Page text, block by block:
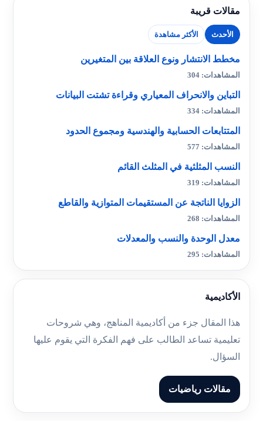
مقالات قريبة
الأحدث الأكثر مشاهدة
مخطط الانتشار ونوع العلاقة بين المتغيرين
المشاهدات: 304
التباين والانحراف المعياري وقراءة تشتت البيانات
المشاهدات: 334
المتتابعات الحسابية والهندسية ومجموع الحدود
المشاهدات: 577
النسب المثلثية في المثلث القائم
المشاهدات: 319
الزوايا الناتجة عن المستقيمات المتوازية والقاطع
المشاهدات: 268
معدل الوحدة والنسب والمعدلات
المشاهدات: 295
الأكاديمية
هذا المقال جزء من أكاديمية المناهج، وهي شروحات
تعليمية تساعد الطالب على فهم الفكرة التي يقوم عليها
السؤال.
مقالات رياضيات